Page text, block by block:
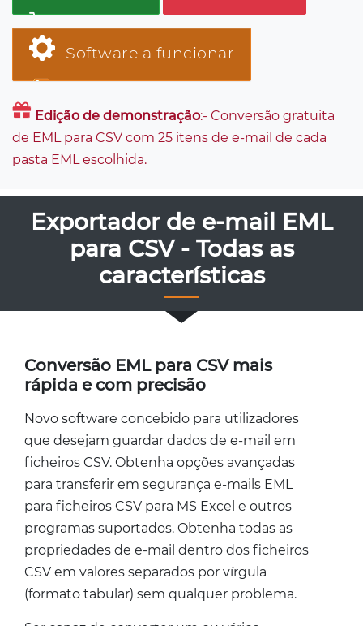
Software a funcionar
Edição de demonstração:- Conversão gratuita
de EML para CSV com 25 itens de e-mail de cada
pasta EML escolhida.
Exportador de e-mail EML
para CSV - Todas as
características
Conversão EML para CSV mais
rápida e com precisão
Novo software concebido para utilizadores
que desejam guardar dados de e-mail em
ficheiros CSV. Obtenha opções avançadas
para transferir em segurança e-mails EML
para ficheiros CSV para MS Excel e outros
programas suportados. Obtenha todas as
propriedades de e-mail dentro dos ficheiros
CSV em valores separados por vírgula
(formato tabular) sem qualquer problema.